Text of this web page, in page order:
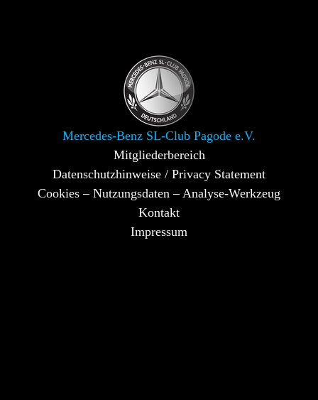
Mercedes-Benz SL-Club Pagode e.V.
Mitgliederbereich
Datenschutzhinweise / Privacy Statement
Cookies – Nutzungsdaten – Analyse-Werkzeug
Kontakt
Impressum